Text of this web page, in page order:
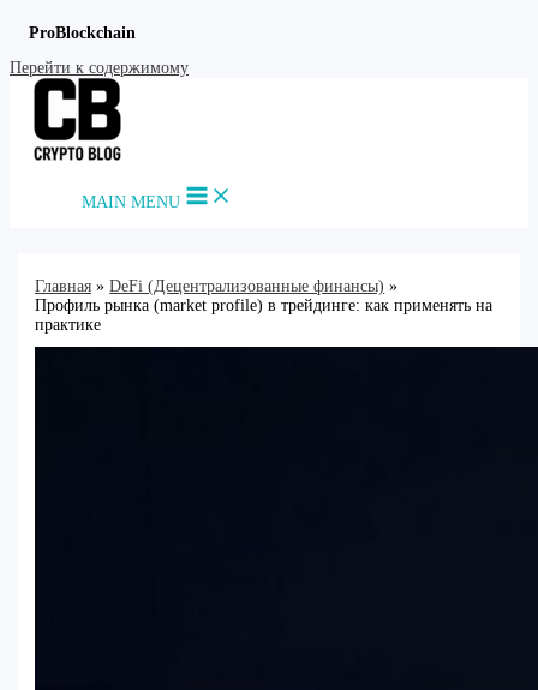
ProBlockchain
Перейти к содержимому
MAIN MENU
Главная
DeFi (Децентрализованные финансы)
Профиль рынка (market profile) в трейдинге: как применять на
практике